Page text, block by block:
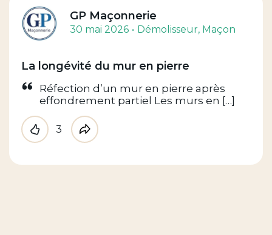
GP Maçonnerie
30 mai 2026 Démolisseur, Maçon
La longévité du mur en pierre
Réfection d’un mur en pierre après
effondrement partiel Les murs en […]
Like
3
Partager